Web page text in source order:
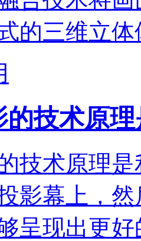
的三维立
的技术原
技术原理
影幕上，
呈现出更